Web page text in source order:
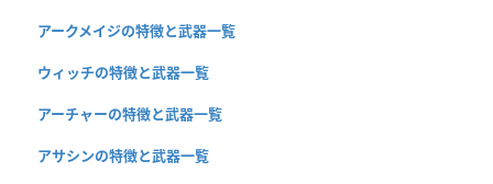
アークメイジの特徴と武器一覧
ウィッチの特徴と武器一覧
アーチャーの特徴と武器一覧
アサシンの特徴と武器一覧